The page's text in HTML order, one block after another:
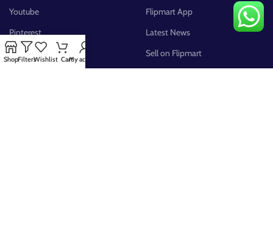
Youtube
Pinterest
FB Group
Flipmart App
Latest News
Sell on Flipmart
ShopFiltersWishlist CartMy account